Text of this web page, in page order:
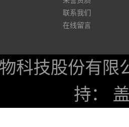
联系我们
在线留言
科技股份有限
持：